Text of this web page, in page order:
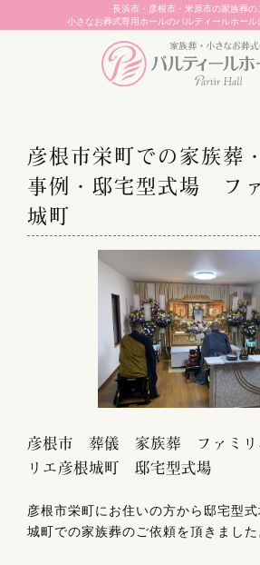
長浜市・彦根市・米原市の家族葬の
小さなお葬式専用ホールのパルティールホール
彦根市栄町での家族葬
事例・邸宅型式場 フ
城町
彦根市 葬儀 家族葬 ファミリ
リエ彦根城町 邸宅型式場
彦根市栄町にお住いの方から邸宅型
城町での家族葬のご依頼を頂きました